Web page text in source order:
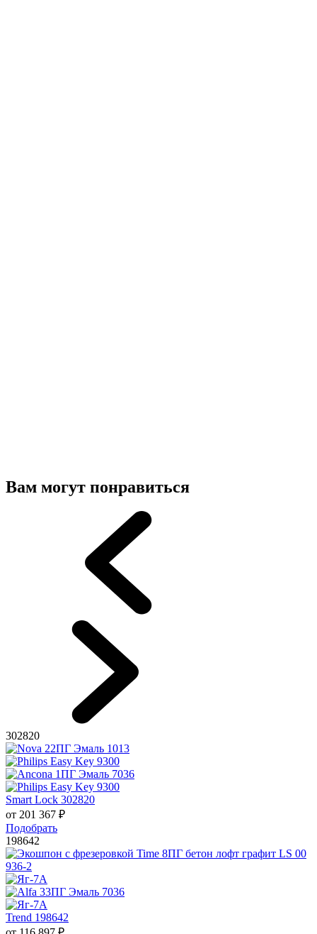
Вам могут понравиться
302820
Smart Lock 302820
от 201 367 ₽
Подобрать
198642
Trend 198642